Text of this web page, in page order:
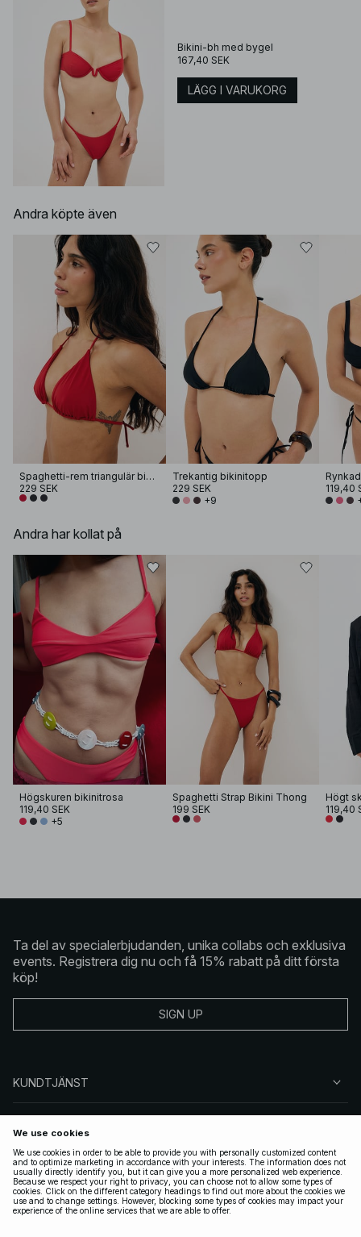
Bikini-bh med bygel
167,40 SEK
LÄGG I VARUKORG
Andra köpte även
Spaghetti-rem triangulär bikiniöverdel
229 SEK
Trekantig bikinitopp
229 SEK
+9
119,40
Andra har kollat på
Högskuren bikinitrosa
119,40 SEK
+5
Spaghetti Strap Bikini Thong
199 SEK
Högt
119,40
Ta del av specialerbjudanden, unika collabs och exklusiva
events. Registrera dig nu och få 15% rabatt på ditt första
köp!
SIGN UP
KUNDTJÄNST
FÖLJ OSS
JURIDISKT